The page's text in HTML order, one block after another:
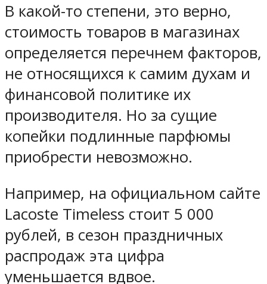
В какой-то степени, это верно,
стоимость товаров в магазинах
определяется перечнем факторов,
не относящихся к самим духам и
финансовой политике их
производителя. Но за сущие
копейки подлинные парфюмы
приобрести невозможно.
Например, на официальном сайте
Lacoste Timeless стоит 5 000
рублей, в сезон праздничных
распродаж эта цифра
уменьшается вдвое.